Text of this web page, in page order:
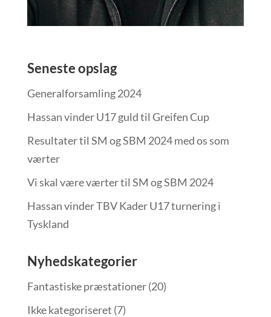
Seneste opslag
Generalforsamling 2024
Hassan vinder U17 guld til Greifen Cup
Resultater til SM og SBM 2024 med os som
værter
Vi skal være værter til SM og SBM 2024
Hassan vinder TBV Kader U17 turnering i
Tyskland
Nyhedskategorier
Fantastiske præstationer(20)
Ikke kategoriseret (7)